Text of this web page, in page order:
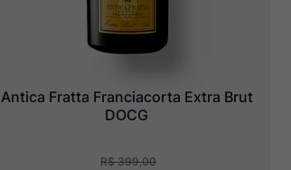
Antica Fratta Franciacorta Extra Brut
DOCG
R$ 399,00